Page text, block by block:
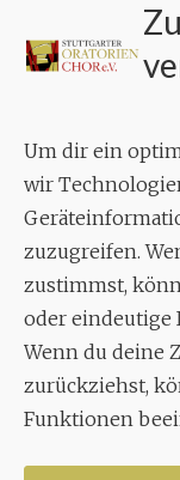
Um dir ein
wir
zuzugreifen.
zustimmst,
oder eindeutige
Wenn du deine
zurückziehst,
Funktionen